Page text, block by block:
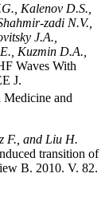
Kalenov D.S.,
zadi N.V.,
J.A.,
Kuzmin D.A.,
Waves With
J.
Medicine and
F., and Liu H.
transition of
B. 2010. V. 82.